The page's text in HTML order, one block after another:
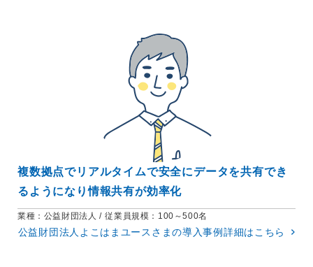
複数拠点でリアルタイムで安全にデータを共有でき
るようになり情報共有が効率化
業種： 公益財団法人 従業員規模： 100～500名
公益財団法人よこはまユースさまの導入事例詳細はこちら